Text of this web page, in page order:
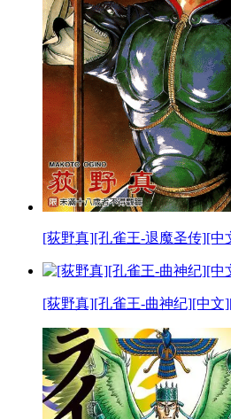
[荻野真][孔雀王-退魔圣传][中
[荻野真][孔雀王-曲神纪][中文